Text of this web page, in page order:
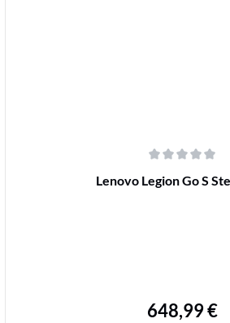
Durchschnittliche Bewertung von 0 von
Lenovo Legion Go S
Regulärer
648,99 €